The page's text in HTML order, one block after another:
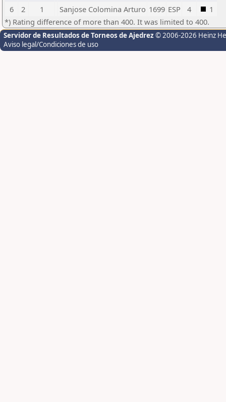
6
2 1 Sanjose Colomina Arturo 1699 ESP 4
1
*) Rating difference of more than 400. It was limited to 400.
Servidor de Resultados de Torneos de Ajedrez © 2006-2026 Heinz
Aviso legal/Condiciones de uso